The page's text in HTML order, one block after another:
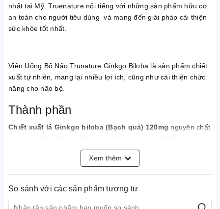
nhất tại Mỹ. Truenature nổi tiếng với những sản phẩm hữu cơ
an toàn cho người tiêu dùng và mang đến giải pháp cải thiện
sức khỏe tốt nhất.
Viên Uống Bổ Não Trunature Ginkgo Biloba là sản phẩm chiết
xuất tự nhiên, mang lại nhiều lợi ích, cũng như cải thiện chức
năng cho não bộ.
Thành phần
Chiết xuất lá Ginkgo biloba (Bạch quả) 120mg nguyên chất
Vinpocetine: 5mg : Được nghiêm cứu là có khả năng giúp lưu
thông máu não, tăng cường trí nhớ, giảm triệu chứng lo
lắng…. Đặc biệt EGb 761 có trong Ginkgo biloba mang đến
hiệu quả lâm sàng trong việc điều trị chứng mất trí nhớ
Alzheimer ở người cao tuổi.
Xem thêm
So sánh với các sản phẩm tương tự